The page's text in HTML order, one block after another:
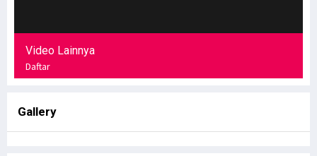
Video Lainnya
Daftar
Gallery